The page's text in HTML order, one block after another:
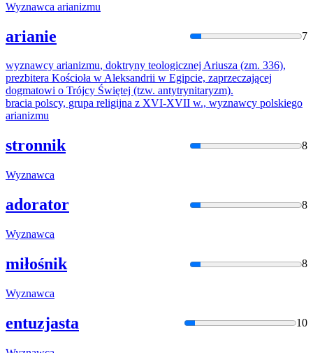
Wyznawca arianizmu
arianie 7
wyznawcy arianizmu, doktryny teologicznej Ariusza (zm. 336),
prezbitera Kościoła wAleksandrii w Egipcie, zaprzeczającej
dogmatowi o Trójcy Świętej (tzw. antytrynitaryzm).
bracia polscy, grupa religijna z XVI-XVII w., wyznawcy polskiego
arianizmu
stronnik 8
Wyznawca
adorator 8
Wyznawca
miłośnik 8
Wyznawca
entuzjasta 10